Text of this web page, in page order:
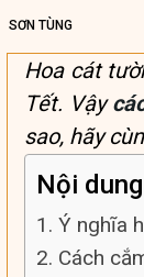
SƠN TÙNG
Hoa cát
Tết. Vậy
sao, hãy
Nội
1. Ý nghĩa
2. Cách